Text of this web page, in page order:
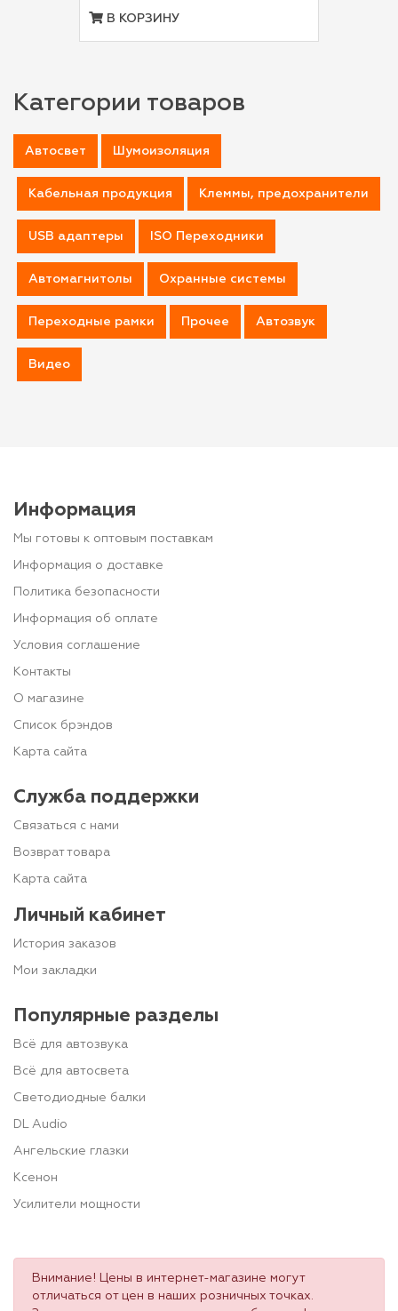
В КОРЗИНУ
Категории товаров
Автосвет Шумоизоляция
Кабельная продукция Клеммы, предохранители
USB адаптеры ISO Переходники
Автомагнитолы Охранные системы
Переходные рамки Прочее Автозвук
Видео
Информация
Мы готовы к оптовым поставкам
Информация о доставке
Политика безопасности
Информация об оплате
Условия соглашение
Контакты
О магазине
Список брэндов
Карта сайта
Служба поддержки
Связаться с нами
Возврат товара
Карта сайта
Личный кабинет
История заказов
Мои закладки
Популярные разделы
Всё для автозвука
Всё для автосвета
Светодиодные балки
DL Audio
Ангельские глазки
Ксенон
Усилители мощности
Внимание! Цены в интернет-магазине могут
отличаться от цен в наших розничных точках.